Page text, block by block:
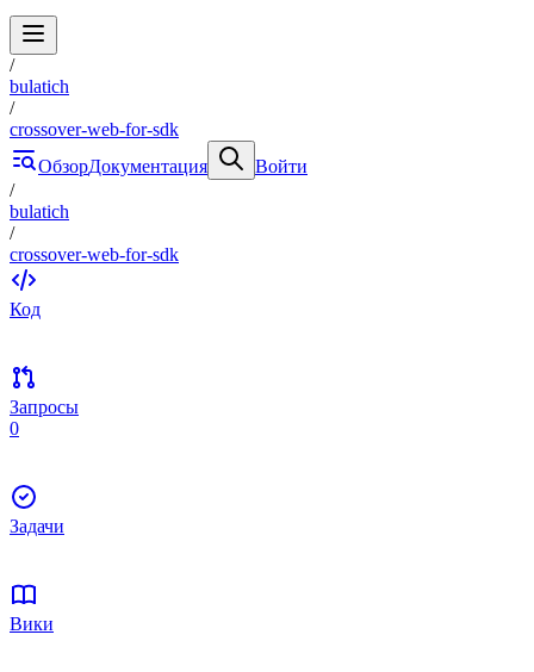
/
bulatich
/
crossover-web-for-sdk
ОбзорДокументация
Войти
/
bulatich
/
crossover-web-for-sdk
Код
Запросы
0
Задачи
Вики